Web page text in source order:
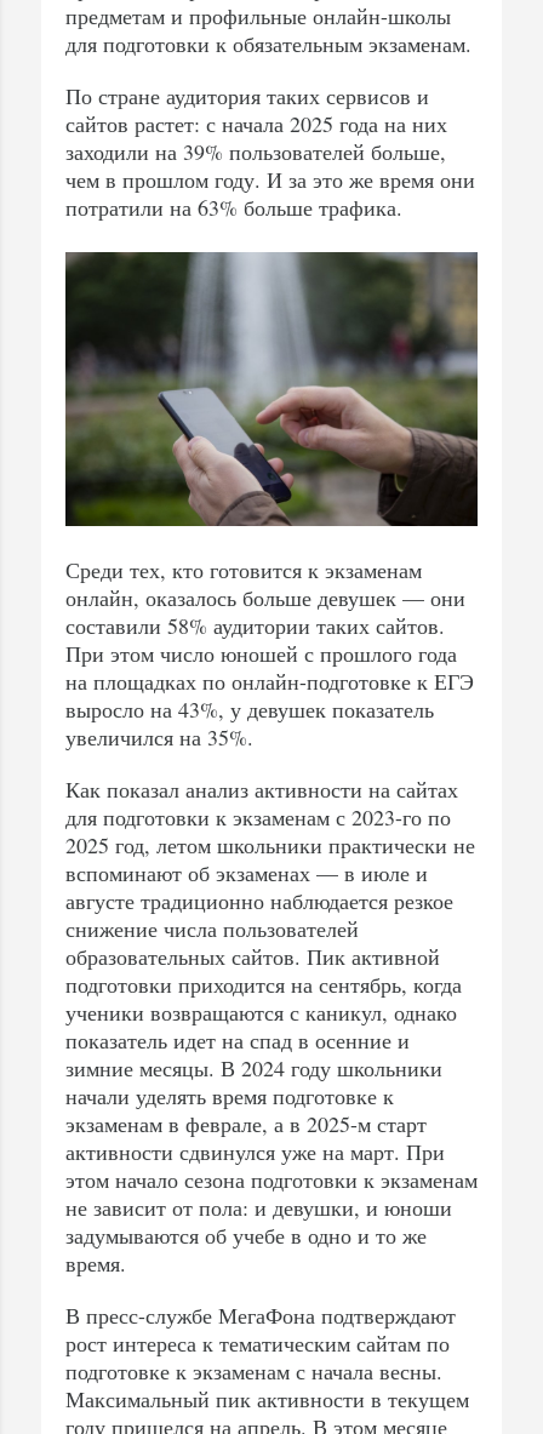
предметам и профильные онлайн-школы
для подготовки к обязательным экзаменам.
По стране аудитория таких сервисов и
сайтов растет: с начала 2025 года на них
заходили на 39% пользователей больше,
чем в прошлом году. И за это же время они
потратили на 63% больше трафика.
Среди тех, кто готовится к экзаменам
онлайн, оказалось больше девушек — они
составили 58% аудитории таких сайтов.
При этом число юношей с прошлого года
на площадках по онлайн-подготовке к ЕГЭ
выросло на 43%, у девушек показатель
увеличился на 35%.
Как показал анализ активности на сайтах
для подготовки к экзаменам с 2023-го по
2025 год, летом школьники практически не
вспоминают об экзаменах — в июле и
августе традиционно наблюдается резкое
снижение числа пользователей
образовательных сайтов. Пик активной
подготовки приходится на сентябрь, когда
ученики возвращаются с каникул, однако
показатель идет на спад в осенние и
зимние месяцы. В 2024 году школьники
начали уделять время подготовке к
экзаменам в феврале, а в 2025-м старт
активности сдвинулся уже на март. При
этом начало сезона подготовки к экзаменам
не зависит от пола: и девушки, и юноши
задумываются об учебе в одно и то же
время.
В пресс-службе МегаФона подтверждают
рост интереса к тематическим сайтам по
подготовке к экзаменам с начала весны.
Максимальный пик активности в текущем
году пришелся на апрель. В этом месяце